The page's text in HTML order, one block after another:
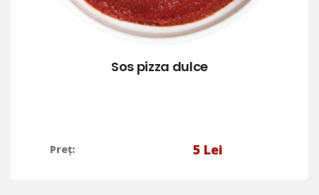
Sos pizza dulce
Preț: 5 Lei